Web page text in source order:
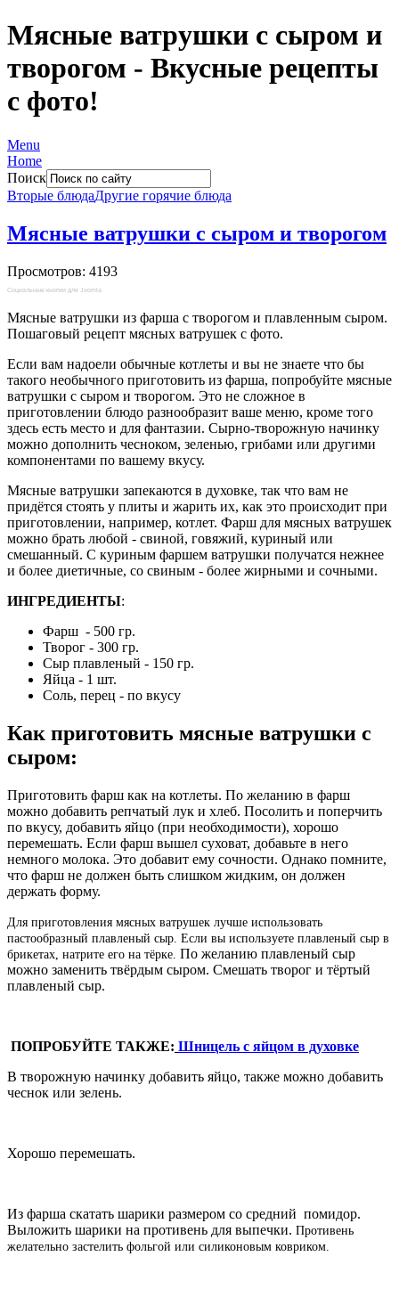
Мясные ватрушки с сыром и
творогом - Вкусные рецепты
с фото!
Menu
Home
Поиск
Вторые блюдаДругие горячие блюда
Мясные ватрушки с сыром и творогом
Просмотров: 4193
Социальные кнопки для Joomla
Мясные ватрушки из фарша с творогом и плавленным сыром.
Пошаговый рецепт мясных ватрушек с фото.
Если вам надоели обычные котлеты и вы не знаете что бы
такого необычного приготовить из фарша, попробуйте мясные
ватрушки с сыром и творогом. Это не сложное в
приготовлении блюдо разнообразит ваше меню, кроме того
здесь есть место и для фантазии. Сырно-творожную начинку
можно дополнить чесноком, зеленью, грибами или другими
компонентами по вашему вкусу.
Мясные ватрушки запекаются в духовке, так что вам не
придётся стоять у плиты и жарить их, как это происходит при
приготовлении, например, котлет. Фарш для мясных ватрушек
можно брать любой - свиной, говяжий, куриный или
смешанный. С куриным фаршем ватрушки получатся нежнее
и более диетичные, со свиным - более жирными и сочными.
ИНГРЕДИЕНТЫ:
Фарш - 500 гр.
Творог - 300 гр.
Сыр плавленый - 150 гр.
Яйца - 1 шт.
Соль, перец - по вкусу
Как приготовить мясные ватрушки с
сыром:
Приготовить фарш как на котлеты. По желанию в фарш
можно добавить репчатый лук и хлеб. Посолить и поперчить
по вкусу, добавить яйцо (при необходимости), хорошо
перемешать. Если фарш вышел суховат, добавьте в него
немного молока. Это добавит ему сочности. Однако помните,
что фарш не должен быть слишком жидким, он должен
держать форму.
Для приготовления мясных ватрушек лучше использовать
пастообразный плавленый сыр. Если вы используете плавленый сыр в
брикетах, натрите его на тёрке. По желанию плавленый сыр
можно заменить твёрдым сыром. Смешать творог и тёртый
плавленый сыр.
ПОПРОБУЙТЕ ТАКЖЕ: Шницель с яйцом в духовке
В творожную начинку добавить яйцо, также можно добавить
чеснок или зелень.
Хорошо перемешать.
Из фарша скатать шарики размером со средний помидор.
Выложить шарики на противень для выпечки. Противень
желательно застелить фольгой или силиконовым ковриком.